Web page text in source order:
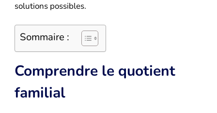
solutions possibles.
Sommaire :
Comprendre le quotient
familial